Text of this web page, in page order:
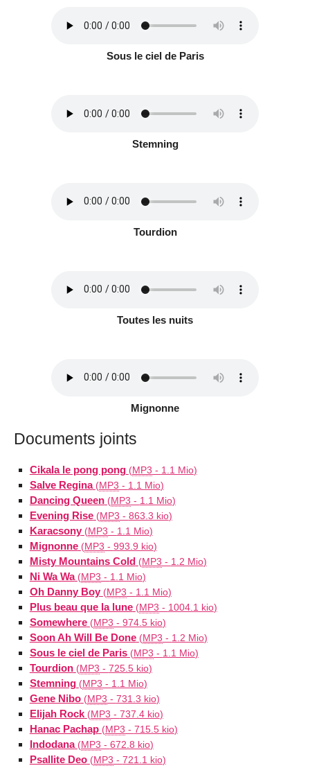
Sous le ciel de Paris
Stemning
Tourdion
Toutes les nuits
Mignonne
Documents joints
Cikala le pong pong (MP3 - 1.1 Mio)
Salve Regina (MP3 - 1.1 Mio)
Dancing Queen (MP3 - 1.1 Mio)
Evening Rise (MP3 - 863.3 kio)
Karacsony (MP3 - 1.1 Mio)
Mignonne (MP3 - 993.9 kio)
Misty Mountains Cold (MP3 - 1.2 Mio)
Ni Wa Wa (MP3 - 1.1 Mio)
Oh Danny Boy (MP3 - 1.1 Mio)
Plus beau que la lune (MP3 - 1004.1 kio)
Somewhere (MP3 - 974.5 kio)
Soon Ah Will Be Done (MP3 - 1.2 Mio)
Sous le ciel de Paris (MP3 - 1.1 Mio)
Tourdion (MP3 - 725.5 kio)
Stemning (MP3 - 1.1 Mio)
Gene Nibo (MP3 - 731.3 kio)
Elijah Rock (MP3 - 737.4 kio)
Hanac Pachap (MP3 - 715.5 kio)
Indodana (MP3 - 672.8 kio)
Psallite Deo (MP3 - 721.1 kio)